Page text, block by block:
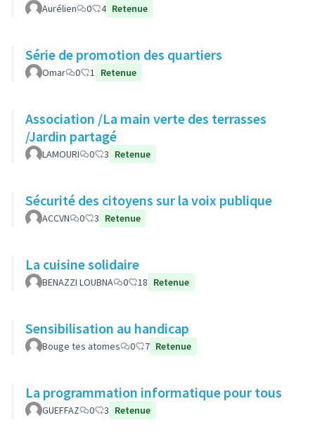
Aurélien 0 4 Retenue
Série de promotion des quartiers
Omar 0 1 Retenue
Association /La main verte des terrasses
/Jardin partagé
LAMOURI 0 3 Retenue
Sécurité des citoyens sur la voix publique
ACCVN 0 3 Retenue
La cuisine solidaire
BENAZZI LOUBNA 0 18 Retenue
Sensibilisation au handicap
Bouge tes atomes 0 7 Retenue
La programmation informatique pour tous
GUEFFAZ 0 3 Retenue